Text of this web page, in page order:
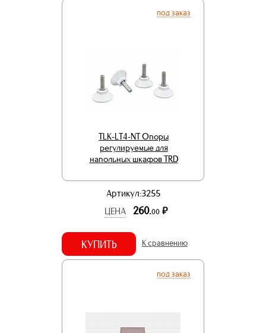
под заказ
TLK-LT4-NT Опоры
регулируемые для
напольных шкафов TRD
Артикул:3255
ЦЕНА
260.00 р.
КУПИТЬ К сравнению
под заказ